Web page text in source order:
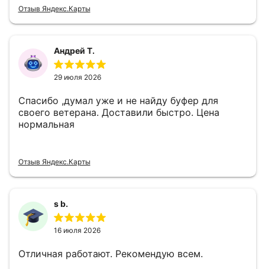
Отзыв Яндекс.Карты
Андрей Т.
29 июля 2026
Спасибо ,думал уже и не найду буфер для
своего ветерана. Доставили быстро. Цена
нормальная
Отзыв Яндекс.Карты
s b.
16 июля 2026
Отличная работают. Рекомендую всем.